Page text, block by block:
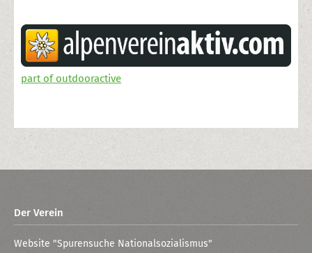
part of outdooractive
Der Verein
Website "Spurensuche Nationalsozialismus"